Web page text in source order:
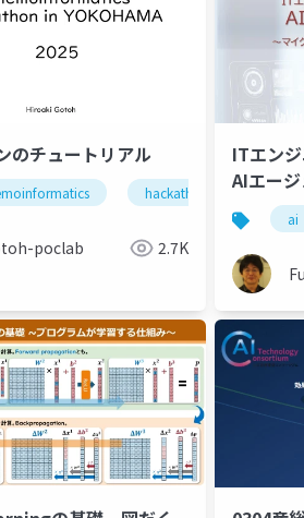
medical artificial
のチュートリアル
hackathon
poclab 2.7K
ITエン
AIエー
ロソフ
～ (2025/
ai